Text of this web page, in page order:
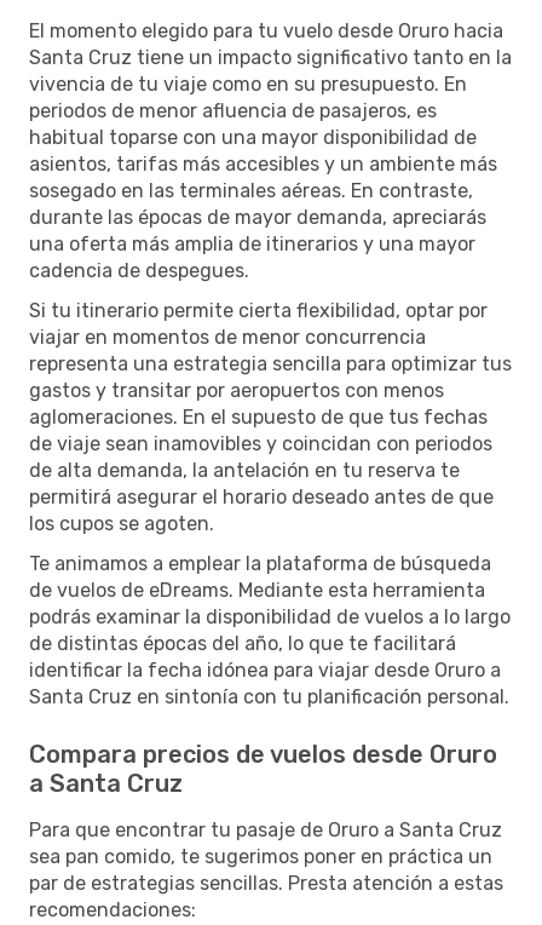
El momento elegido para tu vuelo desde Oruro hacia
Santa Cruz tiene un impacto significativo tanto en la
vivencia de tu viaje como en su presupuesto. En
periodos de menor afluencia de pasajeros, es
habitual toparse con una mayor disponibilidad de
asientos, tarifas más accesibles y un ambiente más
sosegado en las terminales aéreas. En contraste,
durante las épocas de mayor demanda, apreciarás
una oferta más amplia de itinerarios y una mayor
cadencia de despegues.
Si tu itinerario permite cierta flexibilidad, optar por
viajar en momentos de menor concurrencia
representa una estrategia sencilla para optimizar tus
gastos y transitar por aeropuertos con menos
aglomeraciones. En el supuesto de que tus fechas
de viaje sean inamovibles y coincidan con periodos
de alta demanda, la antelación en tu reserva te
permitirá asegurar el horario deseado antes de que
los cupos se agoten.
Te animamos a emplear la plataforma de búsqueda
de vuelos de eDreams. Mediante esta herramienta
podrás examinar la disponibilidad de vuelos a lo largo
de distintas épocas del año, lo que te facilitará
identificar la fecha idónea para viajar desde Oruro a
Santa Cruz en sintonía con tu planificación personal.
Compara precios de vuelos desde Oruro
a Santa Cruz
Para que encontrar tu pasaje de Oruro a Santa Cruz
sea pan comido, te sugerimos poner en práctica un
par de estrategias sencillas. Presta atención a estas
recomendaciones: